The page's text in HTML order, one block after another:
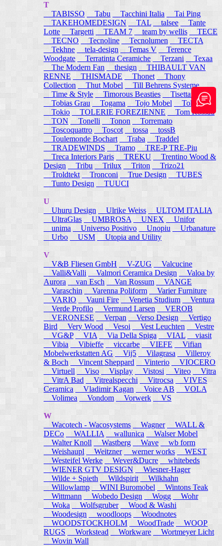
T
TABISSO
Tabu Tacchini Italia
Tai Ping
TAKEHOMEDESIGN
TAL talsee
Tante
Lotte
Targetti TEAM 7 team by wellis
TECE
TECNO
Tecnoline Tecnolumen
TECTA
Tekhne
tela-design Temas V
Terence
Woodgate
Terratinta Ceramiche Terzani
Texaa
The Modern Fan
thesign
THIBAULT VAN
RENNE
THISMADE Thonet
Thony
Collection
Thut Mobel
Till Behrens Systeme
Time & Style
Timorous Beasties
Tisettanta
Tobias Grau
Togama Tojo Mobel
Token
Tokio
TOLERIE FOREZIENNE
Tom Rossau
TON
Tonelli Tonon
Torremato
Toscoquattro
Toscot tossa
tossB
Toulemonde Bochart
Traba
Traddel
TRADEWINDS
Tramo
TRE-P TRE-Piu
Treca Interiors Paris
TREKU
Trentino Wood &
Design
Tribu Trilux Triton
Trizo21
Troldtekt Tronconi True Design
TUBES
Tunto Design
TUUCI
U
Uhuru Design
Ulrike Weiss
ULTOM ITALIA
UltraGlas
UMBROSA UNEX
Unifor
unima
Universo Positivo Unopiu
Urbanature
Urbo
USM Utopia and Utility
V
V&B Fliesen GmbH
V-ZUG
Valcucine
Valli&Valli
Valmori Ceramica Design
Valoa by
Aurora
van Esch Van Rossum
VANGE
Varaschin
Varenna Poliform
Varier Furniture
VARIO
Vauni Fire Venetia Studium
Ventura
Verde Profilo
Vermund Larsen
VEROB
VERONESE
Verpan Verso Design
Vertigo
Bird
Very Wood Vesoi Vest Leuchten
Vestre
VG&P
VIA Via Della Spiga VIAL
viasit
Vibia
Vibieffe viccarbe VIEFE
Vifian
Mobelwerkstatten AG
Vij5 Vilagrasa
Villeroy
& Boch
Vincent Sheppard Vinterio
VIOCERO
Virtuell
Viso Visplay Vistosi Viteo
Vitra
VitrA Bad
Vitrealspecchi Vitrocsa
VIVES
Ceramica
Vladimir Kagan Voice AB
VOLA
Volimea
Vondom Vorwerk VS
W
Wacotech - Wacosystems
Wagner
WALL &
DECo
WALLIA wallunica
Walser Mobel
Walter Knoll
Wastberg Wave
wb form
Weishaupl
Weitzner werner works
WEST
Westeifel Werke
Wever&Ducre
whitebeds
WIENER GTV DESIGN
Wiesner-Hager
Wilde + Spieth
Wildspirit
Wilkhahn
Willowlamp
WINI Buromobel
Wintons Teak
Wittmann
Wobedo Design Wogg
Wohr
Woka
Wolfsgruber
Wood & Washi
Woodesign
woodloops
Woodnotes
WOODSTOCKHOLM
WoodTrade
WOOP
RUGS
Workstead Workware
Wortmeyer Licht
Wovin Wall